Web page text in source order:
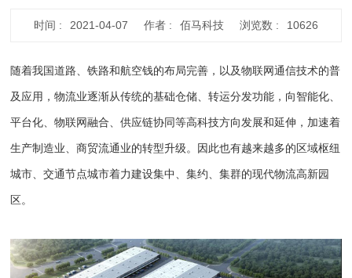
时间 : 2021-04-07 作者 : 佰马科技 浏览数 : 10626
随着我国道路、铁路和航空钱的布局完善，以及物联网通信技术的普
及应用，物流业逐渐从传统的基础仓储、转运分发功能，向智能化、
平台化、物联网融合、供应链协同等高科技方向发展和延伸，加速着
生产制造业、商贸流通业的转型升级。因此也有越来越多的区域枢纽
城市、交通节点城市着力建设集中、集约、集群的现代物流高新园
区。